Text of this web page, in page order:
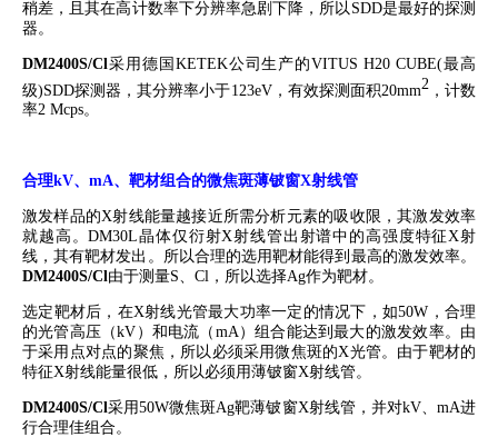
稍差，且其在高计数率下分辨率急剧下降，所以 SDD是最好的探测
器。
DM2400S/Cl采用德国 KETEK公司生产的VITUS H20 CUBE(最高
级)SDD探测器，其分辨率小于123eV，有效探测面积20mm2，计数
率2 Mcps。
合理kV、 mA、靶材组合的微焦斑薄铍窗X射线管
激发样品的X射线能量越接近所需分析元素的吸收限，其激发效率
就越高。DM30L晶体仅衍射X射线管出射谱中的高强度特征X射
线，其有靶材发出。所以合理的选用靶材能得到最高的激发效率。
DM2400S/Cl由于测量S、 Cl ，所以选择Ag作为靶材。
选定靶材后，在X射线光管最大功率一定的情况下，如50W ，合理
的光管高压（kV ）和电流（ mA）组合能达到最大的激发效率。由
于采用点对点的聚焦，所以必须采用微焦斑的X光管。由于靶材的
特征X射线能量很低，所以必须用薄铍窗X射线管。
DM2400S/Cl采用50W微焦斑Ag靶薄铍窗X射线管，并对kV、 mA进
行合理佳组合。